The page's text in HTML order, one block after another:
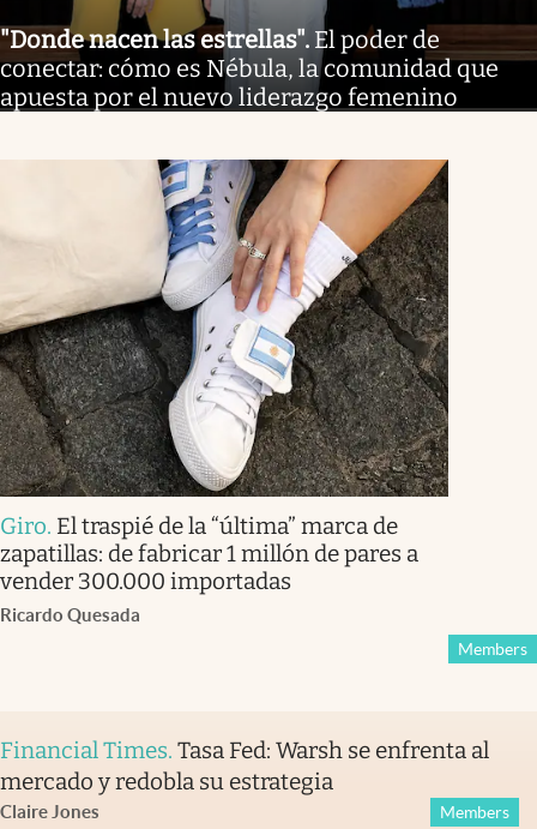
"Donde nacen las estrellas". El poder de
conectar: cómo es Nébula, la comunidad que
apuesta por el nuevo liderazgo femenino
Giro. El traspié de la “última” marca de
zapatillas: de fabricar 1 millón de pares a
vender 300.000 importadas
Ricardo Quesada
Members
Financial Times. Tasa Fed: Warsh se enfrenta al
mercado y redobla su estrategia
Claire Jones Members